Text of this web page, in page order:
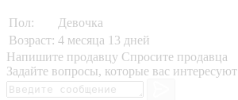
Пол:
Девочка
Возраст: 4 месяца 13 дней
Напишите продавцу Спросите продавца
Задайте вопросы, которые вас интересуют